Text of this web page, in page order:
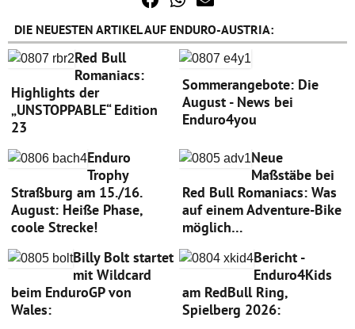
DIE NEUESTEN ARTIKEL AUF ENDURO-AUSTRIA:
Red Bull
Romaniacs:
Highlights der
„UNSTOPPABLE“ Edition
23
Sommerangebote: Die
August - News bei
Enduro4you
Enduro
Trophy
Straßburg am 15./16.
August: Heiße Phase,
coole Strecke!
Neue
Maßstäbe bei
Red Bull Romaniacs: Was
auf einem Adventure-Bike
möglich…
Billy Bolt startet
mit Wildcard
beim EnduroGP von
Wales:
Bericht -
Enduro4Kids
am RedBull Ring,
Spielberg 2026: